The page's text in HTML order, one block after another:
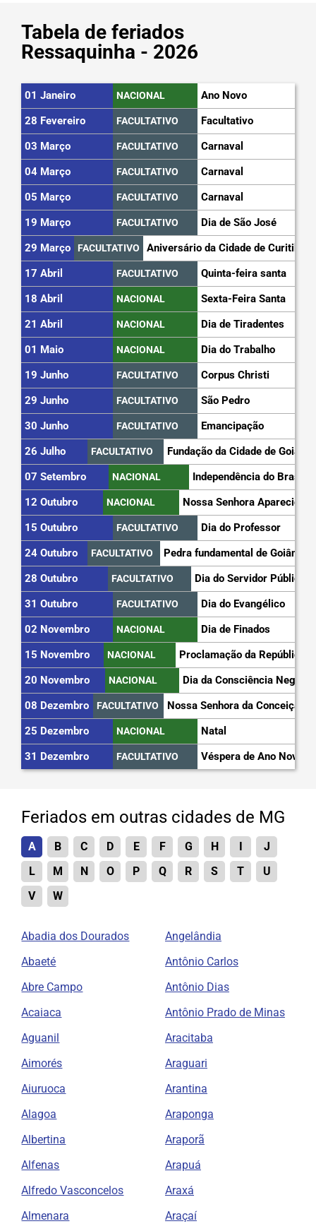
Tabela de feriados
Ressaquinha - 2026
01 Janeiro NACIONAL
Ano Novo
28 Fevereiro
FACULTATIVO
Facultativo
03 Março
FACULTATIVO
Carnaval
04 Março
FACULTATIVO
Carnaval
05 Março
FACULTATIVO
Carnaval
19 Março
FACULTATIVO
Dia de São José
29 Março
FACULTATIVO
Aniversário da Cidade de Curitiba
17 Abril
FACULTATIVO
Quinta-feira santa
18 Abril
NACIONAL
Sexta-Feira Santa
21 Abril
NACIONAL
Dia de Tiradentes
01 Maio
NACIONAL
Dia do Trabalho
19 Junho
FACULTATIVO
Corpus Christi
29 Junho
FACULTATIVO
São Pedro
30 Junho
FACULTATIVO
Emancipação
26 Julho
FACULTATIVO
Fundação da Cidade de Goiás
07 Setembro
NACIONAL
Independência do Brasil
12 Outubro
NACIONAL
Nossa Senhora Aparecida
15 Outubro
FACULTATIVO
Dia do Professor
24 Outubro
FACULTATIVO
Pedra fundamental de Goiânia
28 Outubro
FACULTATIVO
Dia do Servidor Público
31 Outubro
FACULTATIVO
Dia do Evangélico
02 Novembro
NACIONAL
Dia de Finados
15 Novembro
NACIONAL
Proclamação da República
20 Novembro
NACIONAL
Dia da Consciência Negra
08 Dezembro
FACULTATIVO
Nossa Senhora da Conceição
25 Dezembro
NACIONAL
Natal
31 Dezembro
FACULTATIVO Véspera de Ano Novo
Feriados em outras cidades de MG
A B C D E F G H I
J
L
M N O P Q R S T
U
V
W
Abadia dos Dourados
Abaeté
Abre Campo
Acaiaca
Aguanil
Aimorés
Aiuruoca
Alagoa
Albertina
Alfenas
Alfredo Vasconcelos
Almenara
Angelândia
Antônio Carlos
Antônio Dias
Antônio Prado de Minas
Aracitaba
Araguari
Arantina
Araponga
Araporã
Arapuá
Araxá
Araçaí